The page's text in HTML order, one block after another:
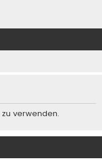
verwenden.